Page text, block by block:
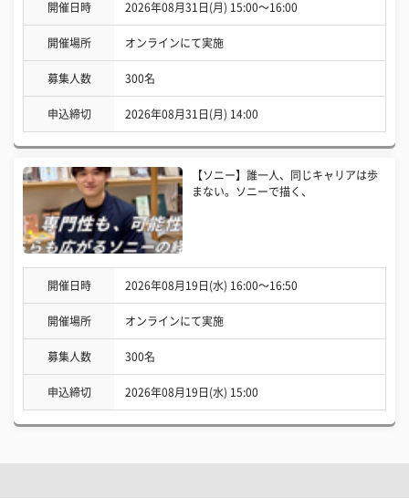
開催日時 2026年08月31日(月) 15:00〜16:00
開催場所 オンラインにて実施
募集人数 300名
申込締切 2026年08月31日(月) 14:00
【ソニー】誰一人、同じキャリアは歩
まない。ソニーで描く、
開催日時 2026年08月19日(水) 16:00〜16:50
開催場所 オンラインにて実施
募集人数 300名
申込締切 2026年08月19日(水) 15:00